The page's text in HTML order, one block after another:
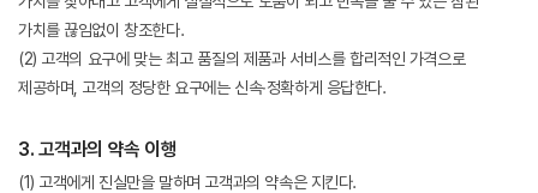
가치를 끊임없이 창조한다.
(2) 고객의 요구에 맞는 최고 품질의 제품과 서비스를 합리적인 가격으로
제공하며, 고객의 정당한 요구에는 신속∙정확하게 응답한다.
3. 고객과의 약속 이행
(1) 고객에게 진실만을 말하며 고객과의 약속은 지킨다.